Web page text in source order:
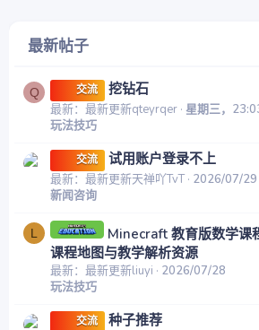
最新帖子
Q 交流 挖钻石
最新：最新更新qteyrqer 星期三，
玩法技巧
交流 试用账户登录不上
最新：最新更新天禅吖TvT 2026/07/29
新闻咨询
L
Minecraft 教育版数学课
课程地图与教学解析资源
最新：最新更新liuyi
2026/07/28
玩法技巧
交流 种子推荐